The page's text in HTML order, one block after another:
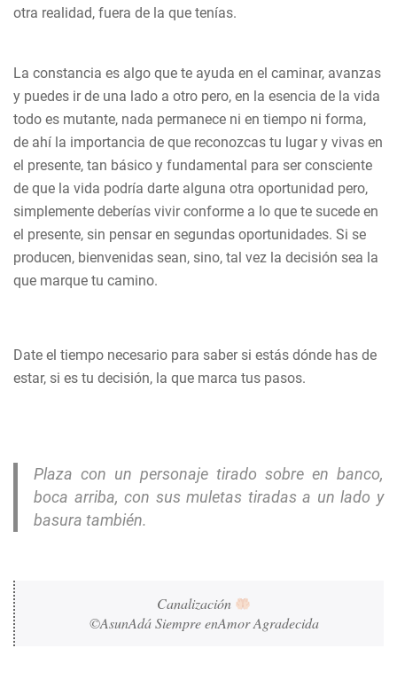
otra realidad, fuera de la que tenías.
La constancia es algo que te ayuda en el caminar, avanzas
y puedes ir de una lado a otro pero, en la esencia de la vida
todo es mutante, nada permanece ni en tiempo ni forma,
de ahí la importancia de que reconozcas tu lugar y vivas en
el presente, tan básico y fundamental para ser consciente
de que la vida podría darte alguna otra oportunidad pero,
simplemente deberías vivir conforme a lo que te sucede en
el presente, sin pensar en segundas oportunidades. Si se
producen, bienvenidas sean, sino, tal vez la decisión sea la
que marque tu camino.
Date el tiempo necesario para saber si estás dónde has de
estar, si es tu decisión, la que marca tus pasos.
Plaza con un personaje tirado sobre en banco,
boca arriba, con sus muletas tiradas a un lado y
basura también.
Canalización
©AsunAdá Siempre enAmor Agradecida